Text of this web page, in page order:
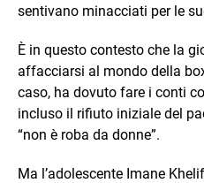
sentivano minacciati per le
È in questo contesto che la
affacciarsi al mondo della
caso, ha dovuto fare i conti
incluso il rifiuto iniziale del
“non è roba da donne”.
Ma l’adolescente Imane